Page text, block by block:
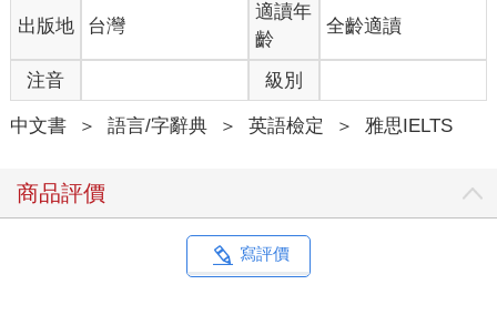
出版地 台灣
適讀年
齡
全齡適讀
注音 級別
中文書 ＞ 語言/字辭典 ＞ 英語檢定 ＞ 雅思IELTS
商品評價
寫評價